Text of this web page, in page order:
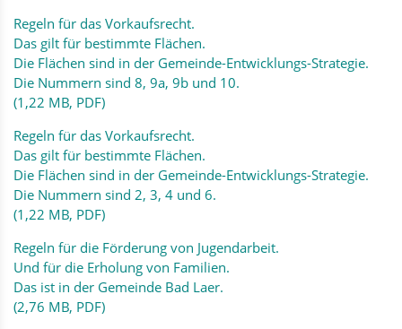
Regeln für das Vorkaufsrecht.
Das gilt für bestimmte Flächen.
Die Flächen sind in der Gemeinde-Entwicklungs-Strategie.
Die Nummern sind 8, 9a, 9b und 10.
(1,22 MB, PDF)
Regeln für das Vorkaufsrecht.
Das gilt für bestimmte Flächen.
Die Flächen sind in der Gemeinde-Entwicklungs-Strategie.
Die Nummern sind 2, 3, 4 und 6.
(1,22 MB, PDF)
Regeln für die Förderung von Jugendarbeit.
Und für die Erholung von Familien.
Das ist in der Gemeinde Bad Laer.
(2,76 MB, PDF)